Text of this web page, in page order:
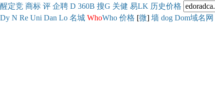
醒定竞 商标 评 企聘 D 360B 搜G 关健 易LK 历史价格
Dy N Re Uni Dan Lo 名城 WhoWho 价格 [微] 墙 dog Dom域名网